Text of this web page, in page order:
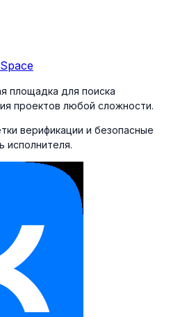
Space
площадка для поиска
проектов любой сложности.
верификации и безопасные
исполнителя.